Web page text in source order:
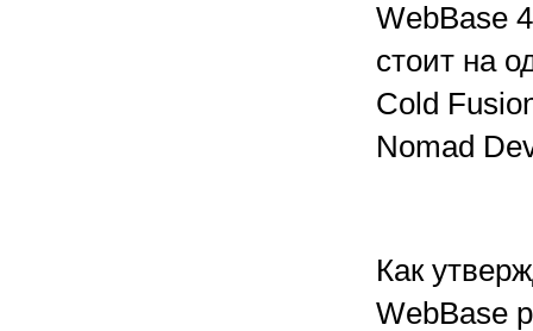
WebBase
стоит на
Cold
Nomad
Как
WebBase